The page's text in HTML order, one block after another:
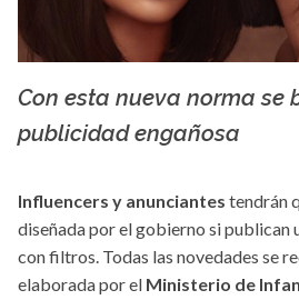
Con esta nueva norma se
publicidad engañosa
Influencers y anunciantes tendrán
diseñada por el gobierno si publican
con filtros. Todas las novedades se
elaborada por el Ministerio de